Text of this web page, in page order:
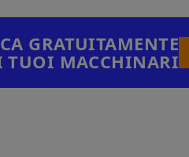
GRATUITAMENTE
TUOI MACCHINARI